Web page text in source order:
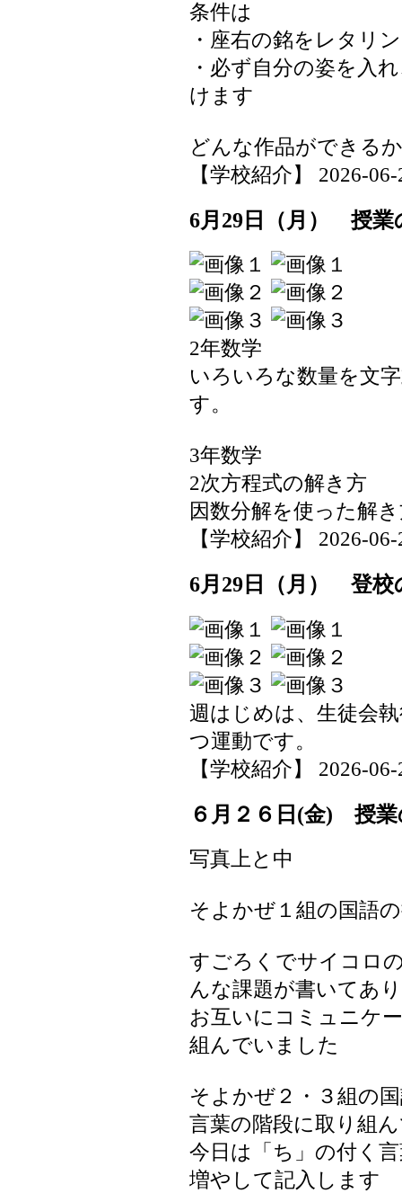
条件は
・座右の銘をレタリ
・必ず自分の姿を入
けます
どんな作品ができる
【学校紹介】 2026-
6月29日（月） 授業
2年数学
いろいろな数量を文
す。
3年数学
2次方程式の解き方
因数分解を使った解
【学校紹介】 2026-
6月29日（月） 登校
週はじめは、生徒会
つ運動です。
【学校紹介】 2026-
６月２６日(金) 授業
写真上と中
そよかぜ１組の国語
すごろくでサイコロ
んな課題が書いてあ
お互いにコミュニケ
組んでいました
そよかぜ２・３組の
言葉の階段に取り組
今日は「ち」の付く
増やして記入します